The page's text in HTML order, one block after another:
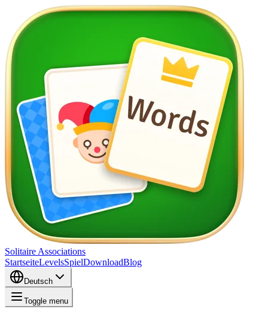
Solitaire Associations
StartseiteLevelsSpielDownloadBlog
Deutsch
Toggle menu